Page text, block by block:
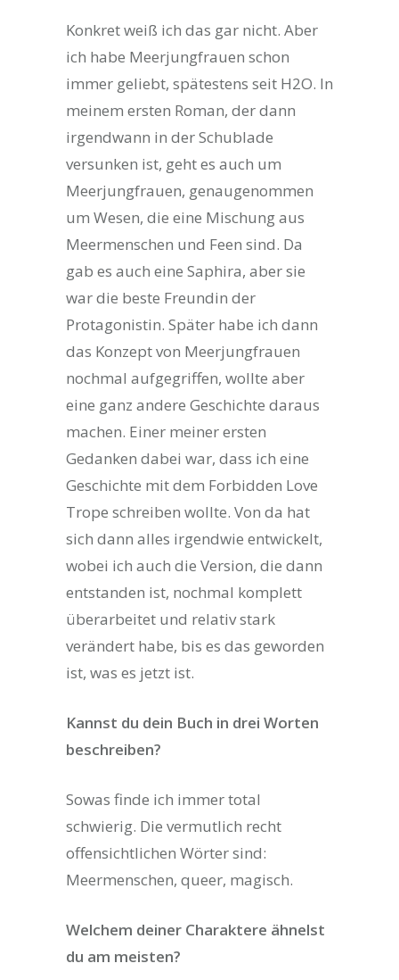
Konkret weiß ich das gar nicht. Aber
ich habe Meerjungfrauen schon
immer geliebt, spätestens seit H2O. In
meinem ersten Roman, der dann
irgendwann in der Schublade
versunken ist, geht es auch um
Meerjungfrauen, genaugenommen
um Wesen, die eine Mischung aus
Meermenschen und Feen sind. Da
gab es auch eine Saphira, aber sie
war die beste Freundin der
Protagonistin. Später habe ich dann
das Konzept von Meerjungfrauen
nochmal aufgegriffen, wollte aber
eine ganz andere Geschichte daraus
machen. Einer meiner ersten
Gedanken dabei war, dass ich eine
Geschichte mit dem Forbidden Love
Trope schreiben wollte. Von da hat
sich dann alles irgendwie entwickelt,
wobei ich auch die Version, die dann
entstanden ist, nochmal komplett
überarbeitet und relativ stark
verändert habe, bis es das geworden
ist, was es jetzt ist.
Kannst du dein Buch in drei Worten
beschreiben?
Sowas finde ich immer total
schwierig. Die vermutlich recht
offensichtlichen Wörter sind:
Meermenschen, queer, magisch.
Welchem deiner Charaktere ähnelst
du am meisten?